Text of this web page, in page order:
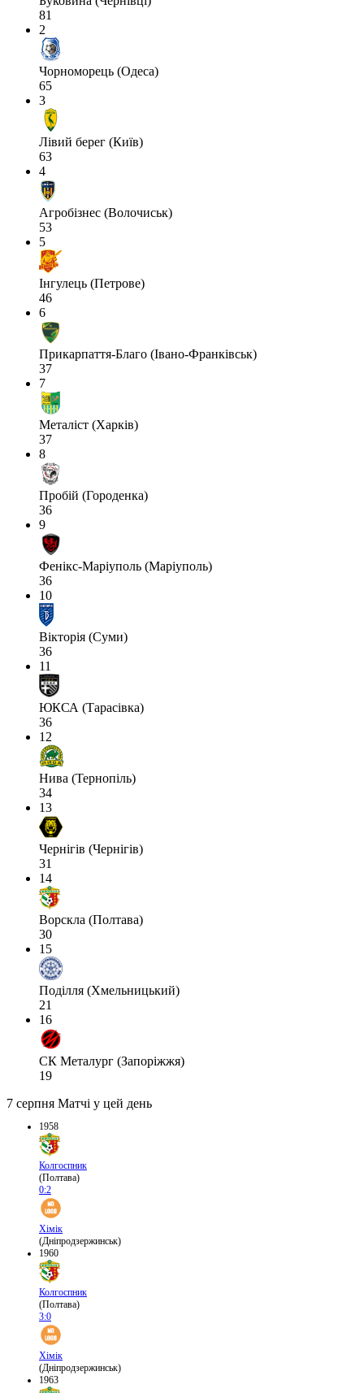
81
2
Чорноморець (Одеса)
65
3
Лівий берег (Київ)
63
4
Агробізнес (Волочиськ)
53
5
Інгулець (Петрове)
46
6
Прикарпаття-Благо (Івано-Франківськ)
37
7
Металіст (Харків)
37
8
Пробій (Городенка)
36
9
Фенікс-Маріуполь (Маріуполь)
36
10
Вікторія (Суми)
36
11
ЮКСА (Тарасівка)
36
12
Нива (Тернопіль)
34
13
Чернігів (Чернігів)
31
14
Ворскла (Полтава)
30
15
Поділля (Хмельницький)
21
16
СК Металург (Запоріжжя)
19
7 серпня Матчі у цей день
1958
Колгоспник
(Полтава)
0:2
Хімік
(Дніпродзержинськ)
1960
Колгоспник
(Полтава)
3:0
Хімік
(Дніпродзержинськ)
1963